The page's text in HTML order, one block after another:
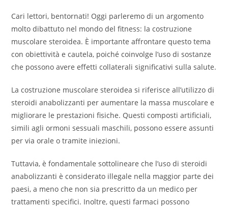
Cari lettori, bentornati! Oggi parleremo di un argomento
molto dibattuto nel mondo del fitness: la costruzione
muscolare steroidea. È importante affrontare questo tema
con obiettività e cautela, poiché coinvolge l’uso di sostanze
che possono avere effetti collaterali significativi sulla salute.
La costruzione muscolare steroidea si riferisce all’utilizzo di
steroidi anabolizzanti per aumentare la massa muscolare e
migliorare le prestazioni fisiche. Questi composti artificiali,
simili agli ormoni sessuali maschili, possono essere assunti
per via orale o tramite iniezioni.
Tuttavia, è fondamentale sottolineare che l’uso di steroidi
anabolizzanti è considerato illegale nella maggior parte dei
paesi, a meno che non sia prescritto da un medico per
trattamenti specifici. Inoltre, questi farmaci possono